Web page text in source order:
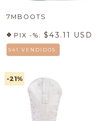
7MBOOTS
PIX -%: $43.11 USD
541 VENDIDOS.
-21%